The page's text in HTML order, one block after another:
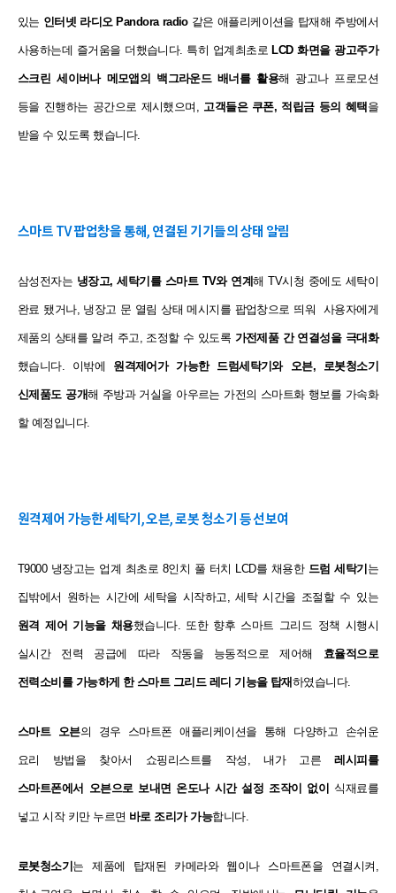
있는 인터넷 라디오 Pandora radio같은 애플리케이션을 탑재해 주방에서
사용하는데 즐거움을 더했습니다. 특히 업계최초로 LCD 화면을 광고주가
스크린 세이버나 메모앱의 백그라운드 배너를 활용해 광고나 프로모션
등을 진행하는 공간으로 제시했으며, 고객들은 쿠폰, 적립금 등의 혜택 을
받을 수 있도록 했습니다.
스마트 TV 팝업창을 통해, 연결된 기기들의 상태 알림
삼성전자는 냉장고, 세탁기를 스마트 TV와 연계해 TV시청 중에도 세탁이
완료 됐거나, 냉장고 문 열림 상태 메시지를 팝업창으로 띄워 사용자에게
제품의 상태를 알려 주고, 조정할 수 있도록 가전제품 간 연결성을 극대화
했습니다. 이밖에 원격제어가 가능한 드럼세탁기와 오븐, 로봇청소기
신제품도 공개해 주방과 거실을 아우르는 가전의 스마트화 행보를 가속화
할 예정입니다.
원격제어 가능한 세탁기, 오븐, 로봇 청소기 등 선보여
T9000 냉장고는 업계 최초로 8인치 풀 터치 LCD를 채용한 드럼 세탁기 는
집밖에서 원하는 시간에 세탁을 시작하고, 세탁 시간을 조절할 수 있는
원격제어 기능을 채용했습니다. 또한 향후 스마트 그리드 정책 시행시
실시간 전력 공급에 따라 작동을 능동적으로 제어해 효율적으로
전력소비를 가능하게 한 스마트 그리드 레디 기능을 탑재하였습니다.
스마트 오븐의 경우 스마트폰 애플리케이션을 통해 다양하고 손쉬운
요리 방법을 찾아서 쇼핑리스트를 작성, 내가 고른레시피를
스마트폰에서 오븐으로 보내면 온도나 시간 설정 조작이 없이 식재료를
넣고 시작 키만 누르면 바로 조리가 가능합니다.
로봇청소기 는 제품에 탑재된 카메라와 웹이나 스마트폰을 연결시켜,